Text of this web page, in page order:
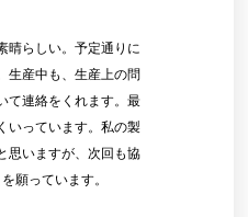
晴らしい。予定通りに
生産中も、生産上の問
て連絡をくれます。最
いっています。私の製
思いますが、次回も協
願っています。